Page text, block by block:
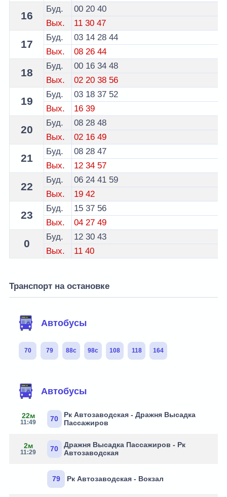
16
Буд. 00 20 40
Вых.
11 30 47
17
Буд. 03 14 28 44
Вых.
08 26 44
18
Буд. 00 16 34 48
Вых.
02 20 38 56
19
Буд. 03 18 37 52
Вых.
16 39
20
Буд. 08 28 48
Вых.
02 16 49
21
Буд. 08 28 47
Вых.
12 34 57
22
Буд. 06 24 41 59
Вых.
19 42
23
Буд. 15 37 56
Вых.
04 27 49
0
Буд. 12 30 43
Вых.
11 40
Транспорт на остановке
Автобусы
70 79 88с 98с 108 118 164
Автобусы
22м
11:49 70
Рк Автозаводская - Дражня Высадка
Пассажиров
2м
11:29 70
Дражня Высадка Пассажиров - Рк
Автозаводская
79 Рк Автозаводская - Вокзал